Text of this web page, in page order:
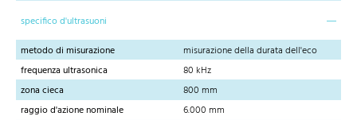
specifico d'ultrasuoni
metodo di misurazione
misurazione della durata dell'eco
frequenza ultrasonica
80 kHz
zona cieca
800 mm
raggio d'azione nominale
6.000 mm